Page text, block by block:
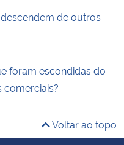
de outros
foram escondidas do
comerciais?
Voltar ao topo